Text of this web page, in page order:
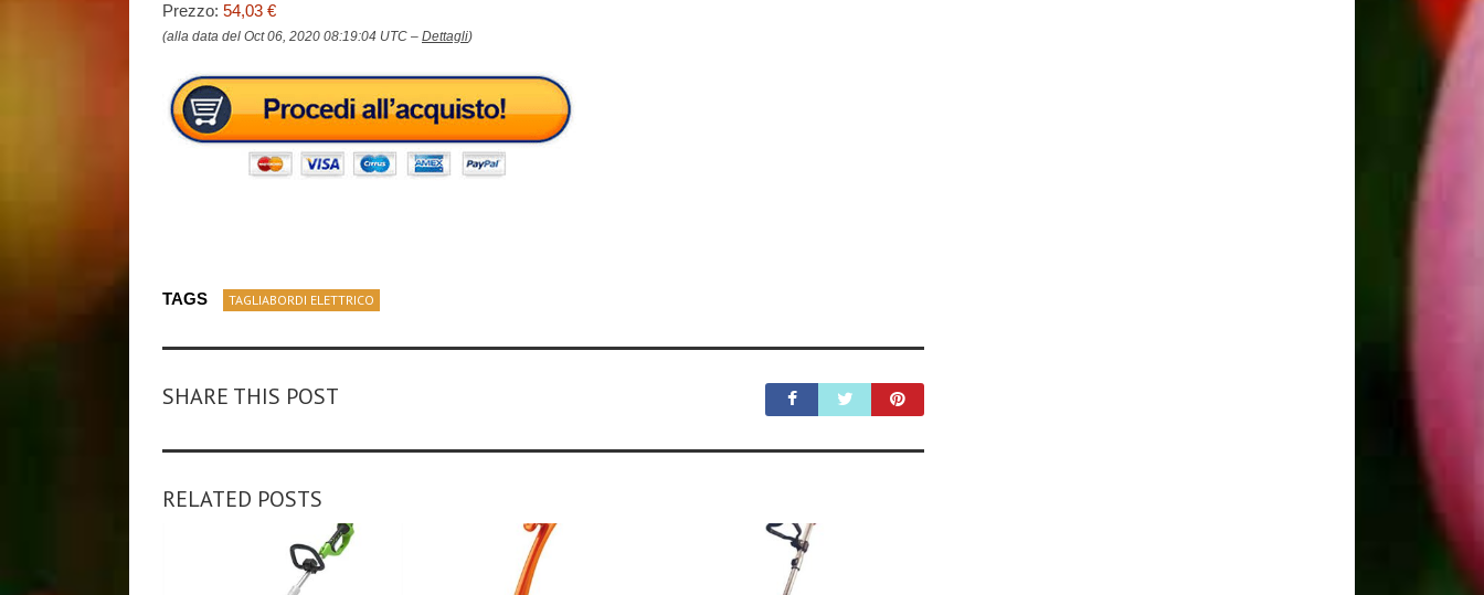
Prezzo: 54,03 €
(alla data del Oct 06, 2020 08:19:04 UTC – Dettagli)
TAGS TAGLIABORDI ELETTRICO
SHARE THIS POST
RELATED POSTS